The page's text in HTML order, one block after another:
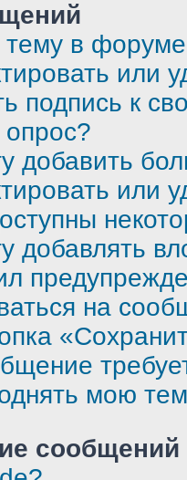
тему в
или
подпись к
опрос?
добавить
или
добавлять
на
мою